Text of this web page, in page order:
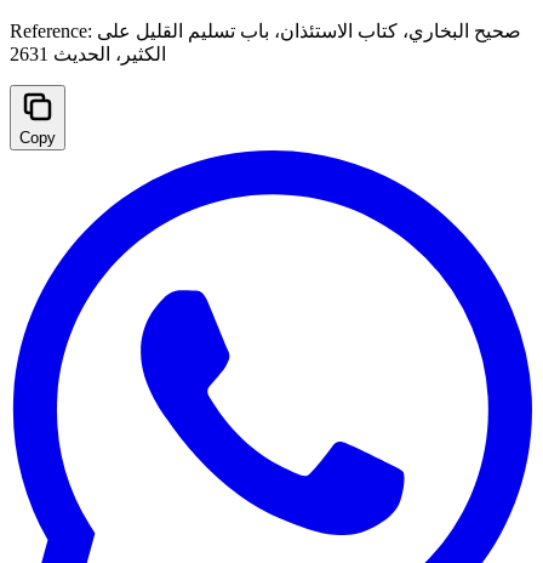
Reference: صحيح البخاري، كتاب الاستئذان، ‌‌باب تسليم القليل على
الكثير، الحدیث 2631
Copy